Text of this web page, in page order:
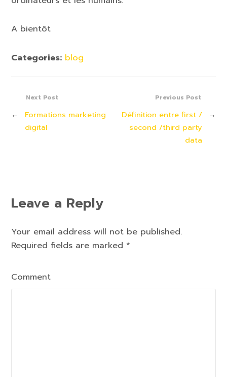
A bientôt
Categories: blog
Previous Post
Définition entre first /
second /third party
data
→
Next Post
←
Formations marketing
digital
Leave a Reply
Your email address will not be published.
Required fields are marked *
Comment